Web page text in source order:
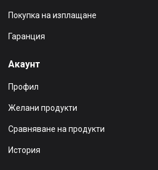
Покупка на изплащане
Гаранция
Акаунт
Профил
Желани продукти
Сравняване на продукти
История